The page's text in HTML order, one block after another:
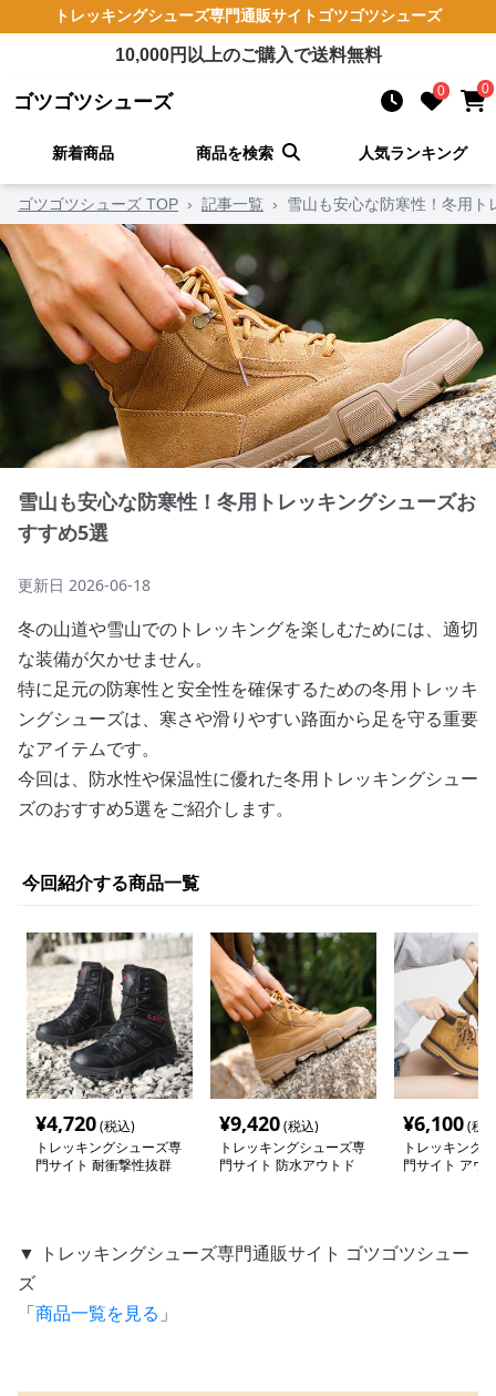
トレッキングシューズ専門通販サイト ゴツゴツシューズ
10,000円以上のご購入で送料無料
ゴツゴツシューズ 0 0
新着商品 商品を検索 人気ランキング
ゴツゴツシューズ TOP › 記事一覧 › 雪山も安心な防寒性！冬用
雪山も安心な防寒性！冬用トレッキングシューズお
すすめ5選
更新日 2026-06-18
冬の山道や雪山でのトレッキングを楽しむためには、適切
な装備が欠かせません。
特に足元の防寒性と安全性を確保するための冬用トレッキ
ングシューズは、寒さや滑りやすい路面から足を守る重要
なアイテムです。
今回は、防水性や保温性に優れた冬用トレッキングシュー
ズのおすすめ5選をご紹介します。
今回紹介する商品一覧
¥4,720(税込)
トレッキングシューズ専
門サイト 耐衝撃性抜群
¥9,420(税込)
トレッキングシューズ専
門サイト 防水アウトド
¥6,100(税
トレッキング
門サイト アウ
▼ トレッキングシューズ専門通販サイト ゴツゴツシュー
ズ
「商品一覧を見る 」